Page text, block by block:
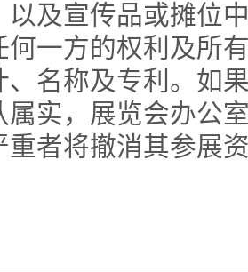
以及宣传品或摊位
何一方的权利及所
、名称及专利。如
属实，展览会办公
重者将撤消其参展